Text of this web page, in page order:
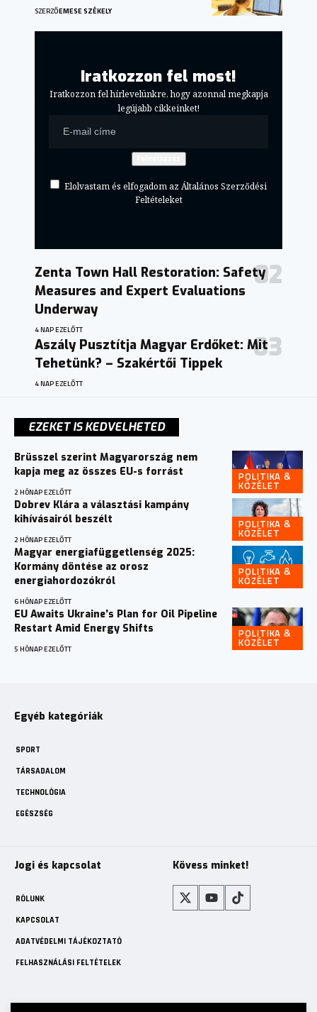
SZERZŐEMESE SZÉKELY
Iratkozzon fel most!
Iratkozzon fel hírlevelünkre, hogy azonnal megkapja
legújabb cikkeinket!
Elolvastam és elfogadom az Általános Szerződési
Feltételeket
Zenta Town Hall Restoration: Safety
Measures and Expert Evaluations
Underway
4 NAP EZELŐTT
Aszály Pusztítja Magyar Erdőket: Mit
Tehetünk? – Szakértői Tippek
4 NAP EZELŐTT
EZEKET IS KEDVELHETED
POLITIKA &
KÖZÉLET
Brüsszel szerint Magyarország nem
kapja meg az összes EU-s forrást
2 HÓNAP EZELŐTT
POLITIKA &
KÖZÉLET
Dobrev Klára a választási kampány
kihívásairól beszélt
2 HÓNAP EZELŐTT
POLITIKA &
KÖZÉLET
Magyar energiafüggetlenség 2025:
Kormány döntése az orosz
energiahordozókról
6 HÓNAP EZELŐTT
POLITIKA &
KÖZÉLET
EU Awaits Ukraine’s Plan for Oil Pipeline
Restart Amid Energy Shifts
5 HÓNAP EZELŐTT
Egyéb kategóriák
SPORT
TÁRSADALOM
TECHNOLÓGIA
EGÉSZSÉG
Jogi és kapcsolat
RÓLUNK
KAPCSOLAT
ADATVÉDELMI TÁJÉKOZTATÓ
FELHASZNÁLÁSI FELTÉTELEK
Kövess minket!